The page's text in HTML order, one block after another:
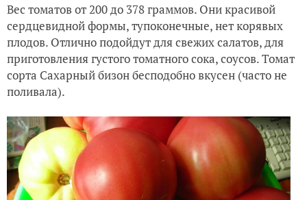
Вес томатов от 200 до 378 граммов. Они красивой
сердцевидной формы, тупоконечные, нет корявых
плодов. Отлично подойдут для свежих салатов, для
приготовления густого томатного сока, соусов. Томат
сорта Сахарный бизон бесподобно вкусен (часто не
поливала).